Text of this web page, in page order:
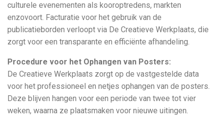
culturele evenementen als kooroptredens, markten
enzovoort. Facturatie voor het gebruik van de
publicatieborden verloopt via De Creatieve Werkplaats, die
zorgt voor een transparante en efficiënte afhandeling.
Procedure voor het Ophangen van Posters:
De Creatieve Werkplaats zorgt op de vastgestelde data
voor het professioneel en netjes ophangen van de posters.
Deze blijven hangen voor een periode van twee tot vier
weken, waarna ze plaatsmaken voor nieuwe uitingen.